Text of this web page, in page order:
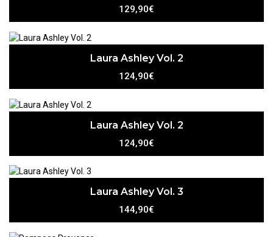
129,90€
Laura Ashley Vol. 2
124,90€
Laura Ashley Vol. 2
124,90€
Laura Ashley Vol. 3
144,90€